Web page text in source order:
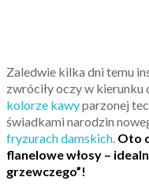
Zaledwie kilka dni temu
zwróciły oczy w kierunku
kolorze kawyparzonej
świadkami narodzin
fryzurach damskich. Oto
flanelowe włosy –
grzewczego”!